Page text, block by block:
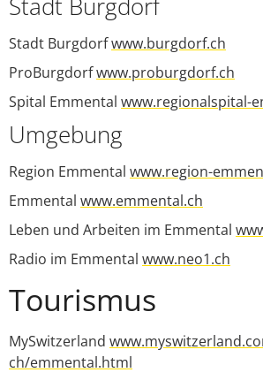
Stadt Burgdorfwww.burgdorf.ch
ProBurgdorfwww.proburgdorf.ch
Spital Emmental www.regionalspital-
Umgebung
Region Emmental www.region-
Emmental www.emmental.ch
Leben und Arbeiten im Emmental
Radio im Emmental www.neo1.ch
Tourismus
MySwitzerland
ch/emmental.html